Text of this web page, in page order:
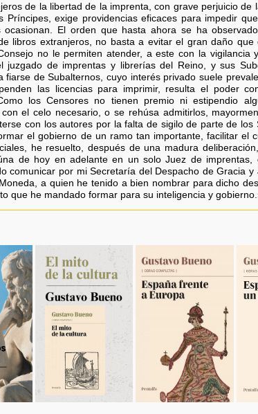
de la libertad de la imprenta, con grave perjuicio de
exige providencias eficaces para impedir
El orden que hasta ahora se ha
libros extranjeros, no basta a evitar el gran daño que
no le permiten atender, a este con la vigilancia
de imprentas y librerías del Reino, y sus
de Subalternos, cuyo interés privado suele
las licencias para imprimir, resulta el poder
los Censores no tienen premio ni estipendio
el celo necesario, o se rehúsa admitirlos,
con los autores por la falta de sigilo de parte de los
el gobierno de un ramo tan importante, facilitar el
he resuelto, después de una madura
de hoy en adelante en un solo Juez de imprentas,
comunicar por mi Secretaría del Despacho de Gracia y
a quien he tenido a bien nombrar para dicho
que he mandado formar para su inteligencia y